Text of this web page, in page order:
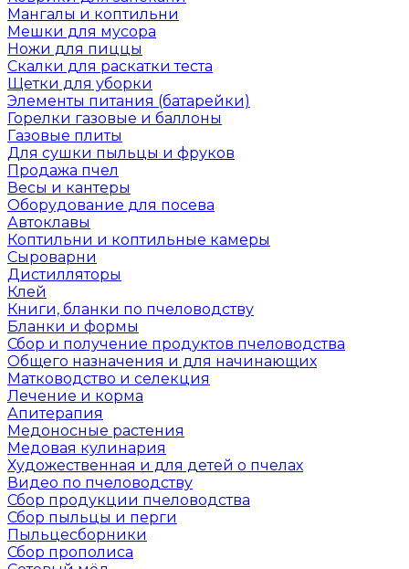
Мангалы и коптильни
Мешки для мусора
Ножи для пиццы
Скалки для раскатки теста
Щетки для уборки
Элементы питания (батарейки)
Горелки газовые и баллоны
Газовые плиты
Для сушки пыльцы и фруков
Продажа пчел
Весы и кантеры
Оборудование для посева
Автоклавы
Коптильни и коптильные камеры
Сыроварни
Дистилляторы
Клей
Книги, бланки по пчеловодству
Бланки и формы
Сбор и получение продуктов пчеловодства
Общего назначения и для начинающих
Матководство и селекция
Лечение и корма
Апитерапия
Медоносные растения
Медовая кулинария
Художественная и для детей о пчелах
Видео по пчеловодству
Сбор продукции пчеловодства
Сбор пыльцы и перги
Пыльцесборники
Сбор прополиса